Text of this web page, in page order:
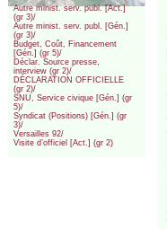
Autre minist. serv. publ. [Act.]
(gr 3)/
Autre minist. serv. publ. [Gén.]
(gr 3)/
Budget, Coût, Financement
[Gén.] (gr 5)/
Déclar. Source presse,
interview (gr 2)/
DÉCLARATION OFFICIELLE
(gr 2)/
SNU, Service civique [Gén.] (gr
5)/
Syndicat (Positions) [Gén.] (gr
3)/
Versailles 92/
Visite d’officiel [Act.] (gr 2)